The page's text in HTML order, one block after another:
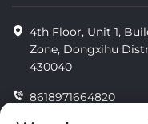
4th Floor, Unit 1,
Zone, Dongxihu
430040
8618971664820